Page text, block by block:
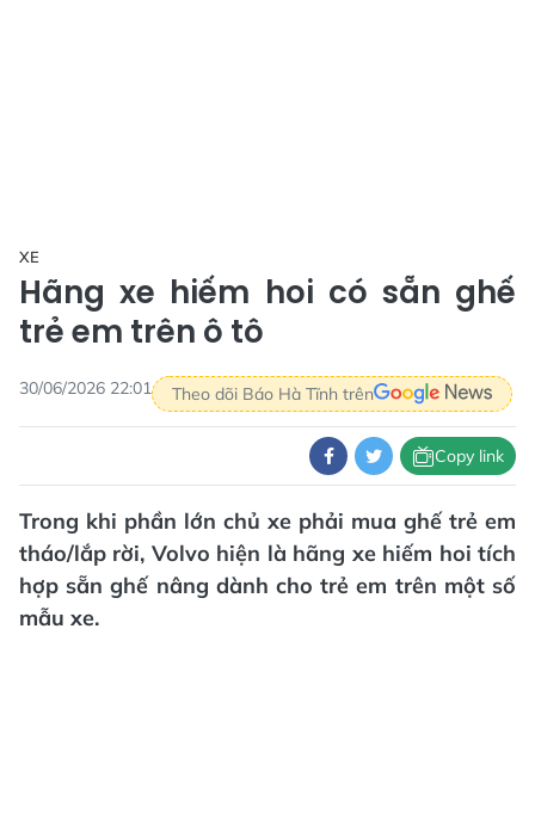
XE
Hãng xe hiếm hoi có sẵn ghế
trẻ em trên ô tô
30/06/2026 22:01 Theo dõi Báo Hà Tĩnh trên
Copy link
Trong khi phần lớn chủ xe phải mua ghế trẻ em
tháo/lắp rời, Volvo hiện là hãng xe hiếm hoi tích
hợp sẵn ghế nâng dành cho trẻ em trên một số
mẫu xe.